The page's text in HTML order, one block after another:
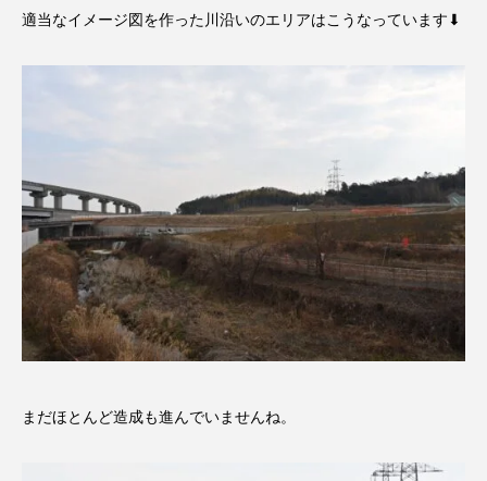
適当なイメージ図を作った川沿いのエリアはこうなっています⬇︎
まだほとんど造成も進んでいませんね。